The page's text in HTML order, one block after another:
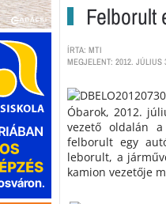
Felborult
ÍRTA: MTI
MEGJELENT: 2012. JÚLIUS
Óbarok, 2012.
vezető oldalán
felborult egy
leborult, a
kamion vezetője